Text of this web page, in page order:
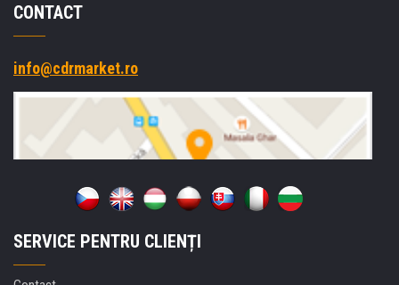
CONTACT
info@cdrmarket.ro
SERVICE PENTRU CLIENȚI